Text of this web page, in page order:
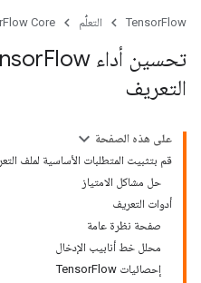
TensorFlow التعلُّم Core
تحسين أداء Tensor
التعريف
على هذه الصفحة
قم بتثبيت المتطلبات الأساسية لملف
حل مشاكل الامتياز
أدوات التعريف
صفحة نظرة عامة
محلل خط أنابيب الإدخال
إحصائيات TensorFlow